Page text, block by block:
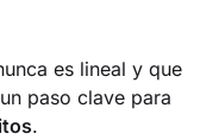
es lineal y que
paso clave para
.